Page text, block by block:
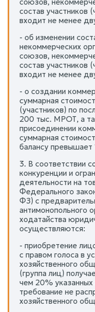
состав участников
входит не менее
- об изменении
некоммерческих
союзов,
состав участников
входит не менее
- о создании
суммарная
(участников) по
200 тыс. МРОТ, а
присоединении
суммарная
балансу
3. В соответствии
конкуренции и
деятельности на
Федерального
ФЗ) с
антимонопольного
ходатайства
осуществляются:
- приобретение
с правом голоса в
хозяйственного
(группа лиц)
чем 20%
требование не
хозяйственного